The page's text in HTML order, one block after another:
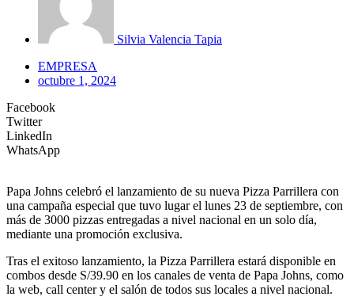
Silvia Valencia Tapia
EMPRESA
octubre 1, 2024
Facebook
Twitter
LinkedIn
WhatsApp
Papa Johns celebró el lanzamiento de su nueva Pizza Parrillera con
una campaña especial que tuvo lugar el lunes 23 de septiembre, con
más de 3000 pizzas entregadas a nivel nacional en un solo día,
mediante una promoción exclusiva.
Tras el exitoso lanzamiento, la Pizza Parrillera estará disponible en
combos desde S/39.90 en los canales de venta de Papa Johns, como
la web, call center y el salón de todos sus locales a nivel nacional.